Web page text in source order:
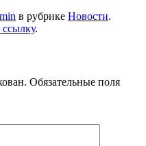
в рубрике Новости.
.
Обязательные поля